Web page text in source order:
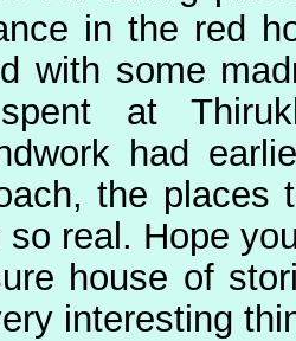
in the red
with some
at
had
the places
so real. Hope
house of
interesting